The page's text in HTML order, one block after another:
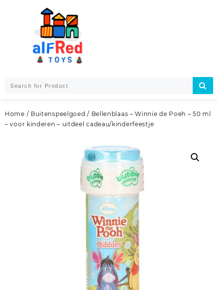
Home / Buitenspeelgoed / Bellenblaas – Winnie de Poeh – 50 ml
– voor kinderen – uitdeel cadeau/kinderfeestje